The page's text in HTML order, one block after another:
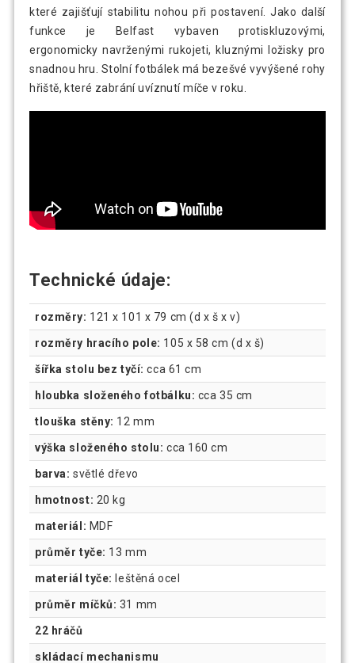
které zajišťují stabilitu nohou při postavení. Jako další
funkce je Belfast vybaven protiskluzovými,
ergonomicky navrženými rukojeti, kluznými ložisky pro
snadnou hru. Stolní fotbálek má bezešvé vyvýšené rohy
hřiště, které zabrání uvíznutí míče v roku.
Technické údaje:
rozměry: 121 x 101 x 79 cm (d x š x v)
rozměry hracího pole: 105 x 58 cm (d x š)
šířka stolu bez tyčí: cca 61 cm
hloubka složeného fotbálku: cca 35 cm
tlouška stěny: 12 mm
výška složeného stolu: cca 160 cm
barva: světlé dřevo
hmotnost: 20 kg
materiál: MDF
průměr tyče: 13 mm
materiál tyče: leštěná ocel
průměr míčků: 31 mm
22 hráčů
skládací mechanismu